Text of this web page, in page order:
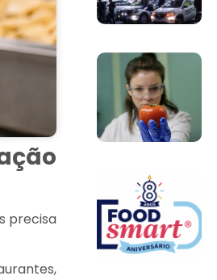
precisa